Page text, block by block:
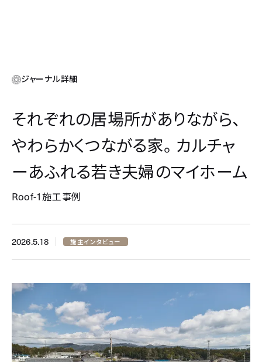
ジャーナル詳細
それぞれの居場所がありながら、
やわらかくつながる家。カルチャ
ーあふれる若き夫婦のマイホーム
Roof-1施工事例
2026.5.18 施主インタビュー